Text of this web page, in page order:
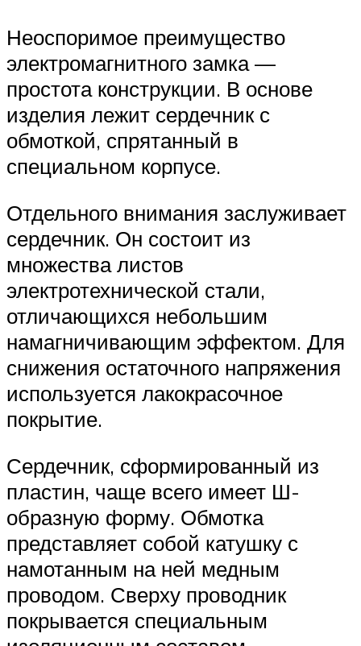
Неоспоримое преимущество
электромагнитного замка —
простота конструкции. В основе
изделия лежит сердечник с
обмоткой, спрятанный в
специальном корпусе.
Отдельного внимания заслуживает
сердечник. Он состоит из
множества листов
электротехнической стали,
отличающихся небольшим
намагничивающим эффектом. Для
снижения остаточного напряжения
используется лакокрасочное
покрытие.
Сердечник, сформированный из
пластин, чаще всего имеет Ш-
образную форму. Обмотка
представляет собой катушку с
намотанным на ней медным
проводом. Сверху проводник
покрывается специальным